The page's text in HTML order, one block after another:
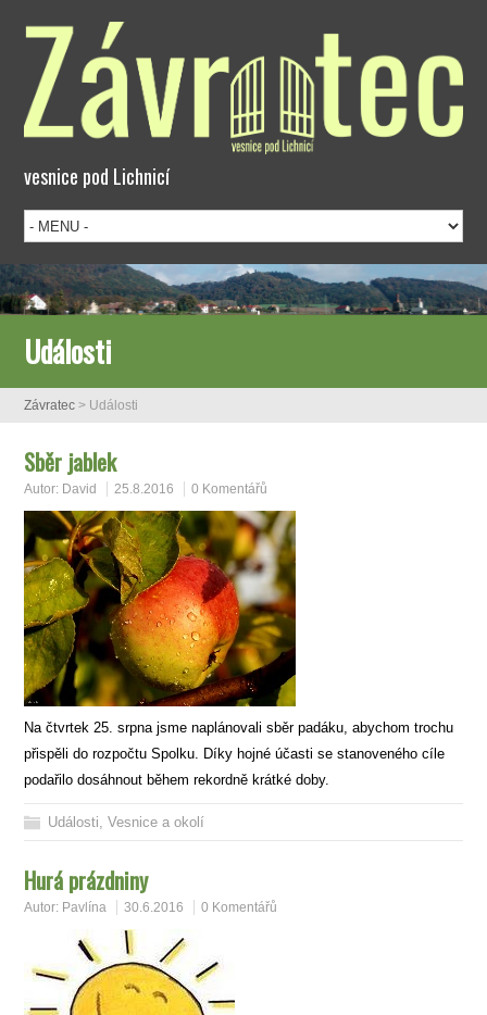
vesnice pod Lichnicí
Události
Závratec > Události
Sběr jablek
Autor: David 25.8.2016 0 Komentářů
Na čtvrtek 25. srpna jsme naplánovali sběr padáku, abychom trochu
přispěli do rozpočtu Spolku. Díky hojné účasti se stanoveného cíle
podařilo dosáhnout během rekordně krátké doby.
Události ,Vesnice a okolí
Hurá prázdniny
Autor: Pavlína 30.6.2016 0 Komentářů